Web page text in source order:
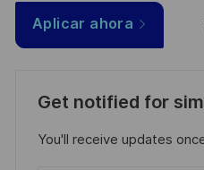
Aplicar ahora
Get notified for
You'll receive updates